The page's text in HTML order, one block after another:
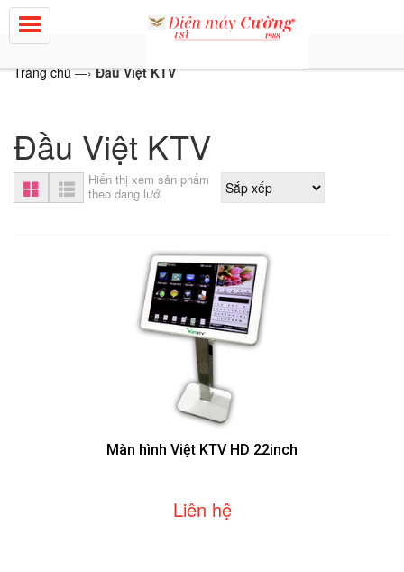
Trang chủ—› Đầu Việt KTV
Đầu Việt KTV
Hiển thị xem sản phẩm
theo dạng lưới
Màn hình Việt KTV HD 22inch
Liên hệ